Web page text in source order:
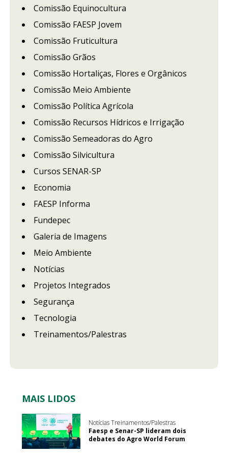
Comissão Equinocultura
Comissão FAESP Jovem
Comissão Fruticultura
Comissão Grãos
Comissão Hortaliças, Flores e Orgânicos
Comissão Meio Ambiente
Comissão Política Agrícola
Comissão Recursos Hídricos e Irrigação
Comissão Semeadoras do Agro
Comissão Silvicultura
Cursos SENAR-SP
Economia
FAESP Informa
Fundepec
Galeria de Imagens
Meio Ambiente
Notícias
Projetos Integrados
Segurança
Tecnologia
Treinamentos/Palestras
MAIS LIDOS
Notícias Treinamentos/Palestras
Faesp e Senar-SP lideram dois
debates do Agro World Forum